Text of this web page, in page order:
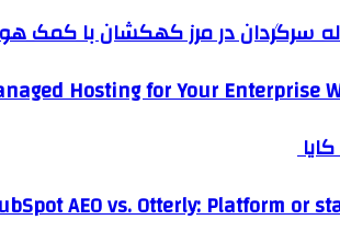
سرگردان در مرز کهکشان با
Hosting for Your Enterprise
AEO vs. Otterly: Platform or